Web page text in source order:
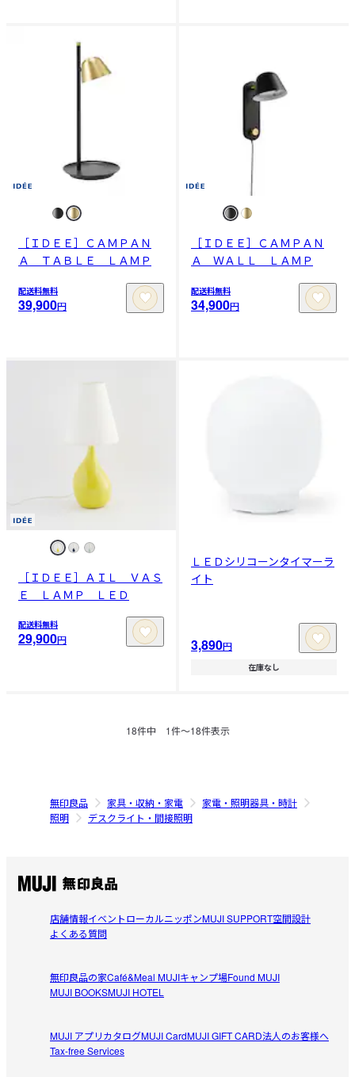
［ＩＤＥＥ］ＣＡＭＰＡＮ
Ａ ＴＡＢＬＥ ＬＡＭＰ
配送料無料
39,900円
［ＩＤＥＥ］ＣＡＭＰＡＮ
Ａ ＷＡＬＬ ＬＡＭＰ
配送料無料
34,900円
［ＩＤＥＥ］ＡＩＬ ＶＡＳ
Ｅ ＬＡＭＰ ＬＥＤ
配送料無料
29,900円
ＬＥＤシリコーンタイマーラ
イト
3,890円
在庫なし
18件中 1件〜18件表示
無印良品 家具・収納・家電
家電・照明器具・時計
照明
デスクライト・間接照明
店舗情報イベントローカルニッポンMUJI SUPPORT空間設計
よくある質問
無印良品の家Café&Meal MUJIキャンプ場Found MUJI
MUJI BOOKSMUJI HOTEL
MUJI アプリカタログMUJI CardMUJI GIFT CARD法人のお客様へ
Tax-free Services